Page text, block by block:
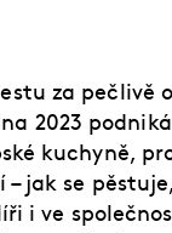
za pečlivě
2023
kuchyně,
jak se
i ve